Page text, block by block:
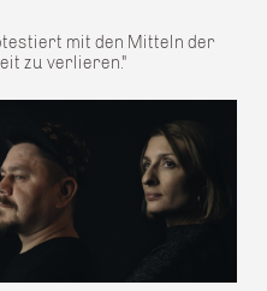
mit den Mitteln der
zu verlieren."